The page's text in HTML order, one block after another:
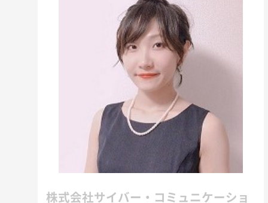
株式会社サイバー・コミュニケーショ